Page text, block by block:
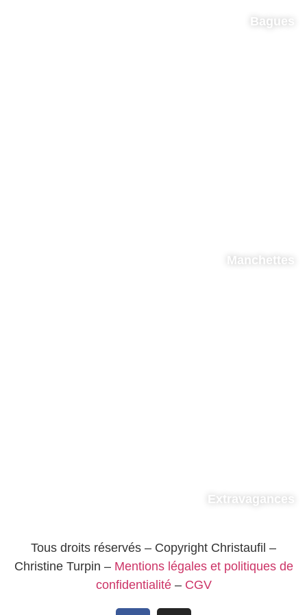
Bagues
Manchettes
Extravagances
Tous droits réservés – Copyright Christaufil –
Christine Turpin – Mentions légales et politiques de
confidentialité– CGV